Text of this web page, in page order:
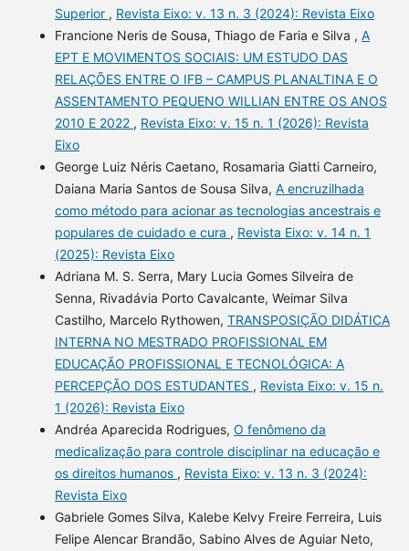
Superior , Revista Eixo: v. 13 n. 3 (2024): Revista Eixo
Francione Neris de Sousa, Thiago de Faria e Silva , A
EPT E MOVIMENTOS SOCIAIS: UM ESTUDO DAS
RELAÇÕES ENTRE O IFB – CAMPUS PLANALTINA E O
ASSENTAMENTO PEQUENO WILLIAN ENTRE OS ANOS
2010 E 2022 , Revista Eixo: v. 15 n. 1 (2026): Revista
Eixo
George Luiz Néris Caetano, Rosamaria Giatti Carneiro,
Daiana Maria Santos de Sousa Silva, A encruzilhada
como método para acionar as tecnologias ancestrais e
populares de cuidado e cura , Revista Eixo: v. 14 n. 1
(2025): Revista Eixo
Adriana M. S. Serra, Mary Lucia Gomes Silveira de
Senna, Rivadávia Porto Cavalcante, Weimar Silva
Castilho, Marcelo Rythowen, TRANSPOSIÇÃO DIDÁTICA
INTERNA NO MESTRADO PROFISSIONAL EM
EDUCAÇÃO PROFISSIONAL E TECNOLÓGICA: A
PERCEPÇÃO DOS ESTUDANTES , Revista Eixo: v. 15 n.
1 (2026): Revista Eixo
Andréa Aparecida Rodrigues, O fenômeno da
medicalização para controle disciplinar na educação e
os direitos humanos , Revista Eixo: v. 13 n. 3 (2024):
Revista Eixo
Gabriele Gomes Silva, Kalebe Kelvy Freire Ferreira, Luis
Felipe Alencar Brandão, Sabino Alves de Aguiar Neto,